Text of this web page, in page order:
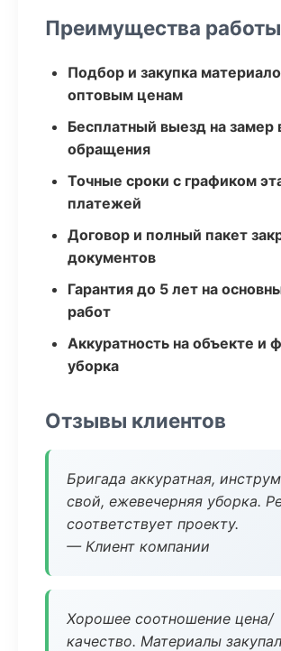
Преимущества
Подбор и закупка
оптовым ценам
Бесплатный выезд на замер
обращения
Точные сроки с графиком
платежей
Договор и полный пакет
документов
Гарантия до 5 лет на
работ
Аккуратность на объекте и
уборка
Отзывы клиентов
Бригада аккуратная,
свой, ежевечерняя уборка.
соответствует проекту.
— Клиент компании
Хорошее соотношение цена/
качество. Материалы